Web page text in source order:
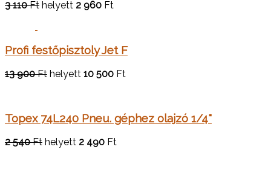
3 110 Ft helyett 2 960 Ft
Profi festőpisztoly Jet F
13 900 Ft helyett 10 500 Ft
Topex 74L240 Pneu. géphez olajzó 1/4"
2 540 Ft helyett 2 490 Ft